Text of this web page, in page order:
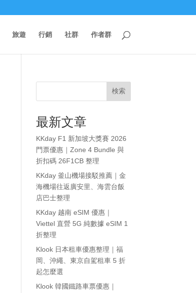
旅遊 行銷 社群 作者群
検索
最新文章
KKday F1 新加坡大獎賽 2026
門票優惠｜Zone 4 Bundle 與
折扣碼 26F1CB 整理
KKday 釜山機場接駁推薦｜金
海機場往返廣安里、海雲台飯
店巴士整理
KKday 越南 eSIM 優惠｜
Viettel 直營 5G 純數據 eSIM 1
折整理
Klook 日本租車優惠整理｜福
岡、沖繩、東京自駕租車 5 折
起怎麼選
Klook 韓國鐵路車票優惠｜